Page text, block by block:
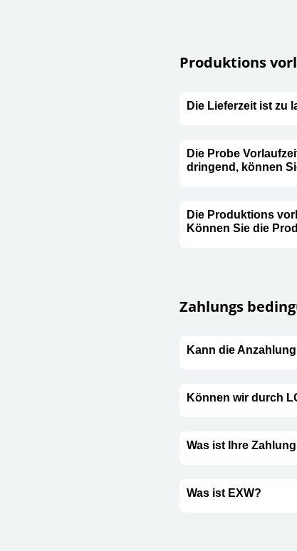
Produktions
Die Lieferzeit ist zu
Die Probe
dringend, können
Die Produktions
Können Sie die
Zahlungs
Kann die
Können wir durch
Was ist Ihre
Was ist EXW?